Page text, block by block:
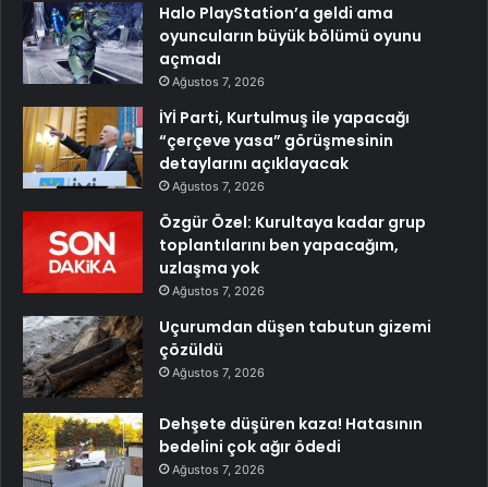
Halo PlayStation’a geldi ama
oyuncuların büyük bölümü oyunu
açmadı
Ağustos 7, 2026
İYİ Parti, Kurtulmuş ile yapacağı
“çerçeve yasa” görüşmesinin
detaylarını açıklayacak
Ağustos 7, 2026
Özgür Özel: Kurultaya kadar grup
toplantılarını ben yapacağım,
uzlaşma yok
Ağustos 7, 2026
Uçurumdan düşen tabutun gizemi
çözüldü
Ağustos 7, 2026
Dehşete düşüren kaza! Hatasının
bedelini çok ağır ödedi
Ağustos 7, 2026